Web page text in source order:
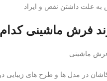
به علت داشتن نقص و ایراد
فرش ماشینی
در مدل ها و طرح های زیبایی